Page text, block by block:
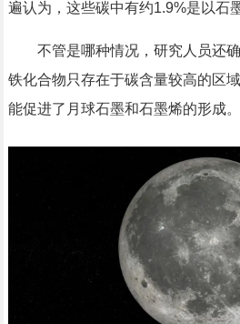
遍认为，这些碳中有约1.9%是以石
不管是哪种情况，研究人员还确
铁化合物只存在于碳含量较高的区
能促进了月球石墨和石墨烯的形成。